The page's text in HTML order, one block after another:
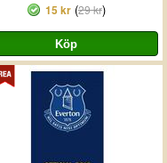
15 kr(29 kr)